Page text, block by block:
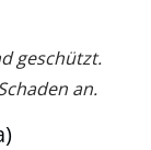
geschützt.
an.